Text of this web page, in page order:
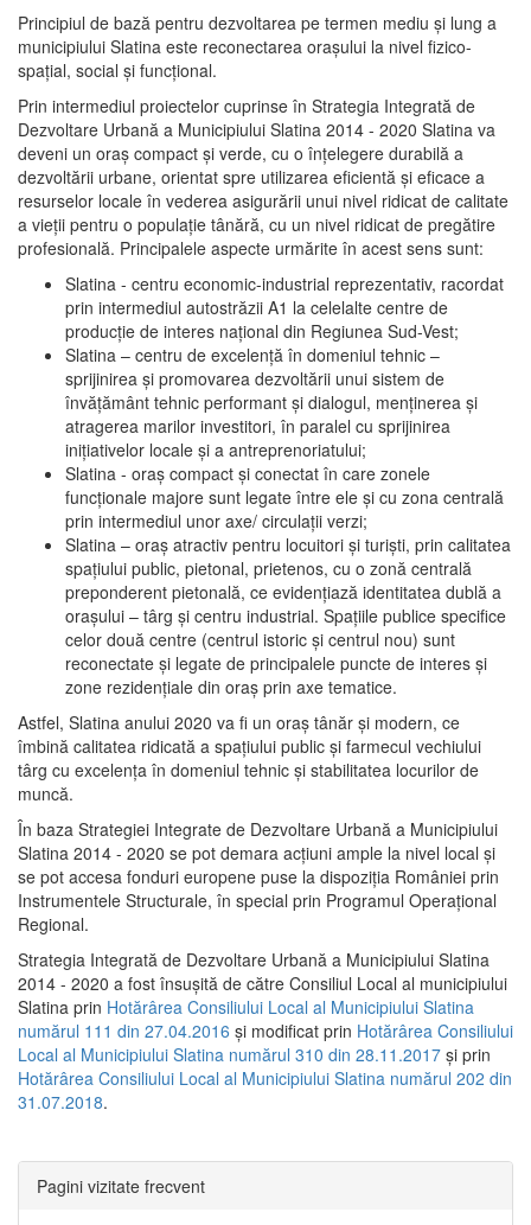
Principiul de bază pentru dezvoltarea pe termen mediu şi lung a
municipiului Slatina este reconectarea oraşului la nivel fizico-
spaţial, social şi funcţional.
Prin intermediul proiectelor cuprinse în Strategia Integrată de
Dezvoltare Urbană a Municipiului Slatina 2014 - 2020 Slatina va
deveni un oraş compact şi verde, cu o înţelegere durabilă a
dezvoltării urbane, orientat spre utilizarea eficientă şi eficace a
resurselor locale în vederea asigurării unui nivel ridicat de calitate
a vieţii pentru o populaţie tânără, cu un nivel ridicat de pregătire
profesională. Principalele aspecte urmărite în acest sens sunt:
Slatina - centru economic-industrial reprezentativ, racordat
prin intermediul autostrăzii A1 la celelalte centre de
producţie de interes naţional din Regiunea Sud-Vest;
Slatina – centru de excelenţă în domeniul tehnic –
sprijinirea şi promovarea dezvoltării unui sistem de
învăţământ tehnic performant şi dialogul, menţinerea şi
atragerea marilor investitori, în paralel cu sprijinirea
iniţiativelor locale şi a antreprenoriatului;
Slatina - oraş compact şi conectat în care zonele
funcţionale majore sunt legate între ele şi cu zona centrală
prin intermediul unor axe/ circulații verzi;
Slatina – oraş atractiv pentru locuitori şi turişti, prin calitatea
spaţiului public, pietonal, prietenos, cu o zonă centrală
preponderent pietonală, ce evidenţiază identitatea dublă a
oraşului – târg şi centru industrial. Spaţiile publice specifice
celor două centre (centrul istoric şi centrul nou) sunt
reconectate şi legate de principalele puncte de interes şi
zone rezidenţiale din oraş prin axe tematice.
Astfel, Slatina anului 2020 va fi un oraş tânăr şi modern, ce
îmbină calitatea ridicată a spaţiului public şi farmecul vechiului
târg cu excelenţa în domeniul tehnic şi stabilitatea locurilor de
muncă.
În baza Strategiei Integrate de Dezvoltare Urbană a Municipiului
Slatina 2014 - 2020 se pot demara acţiuni ample la nivel local şi
se pot accesa fonduri europene puse la dispoziţia României prin
Instrumentele Structurale, în special prin Programul Operațional
Regional.
Strategia Integrată de Dezvoltare Urbană a Municipiului Slatina
2014 - 2020 a fost însuşită de către Consiliul Local al municipiului
Slatina prin Hotărârea Consiliului Local al Municipiului Slatina
numărul 111 din 27.04.2016 și modificat prin Hotărârea Consiliului
Local al Municipiului Slatina numărul 310 din 28.11.2017 și prin
Hotărârea Consiliului Local al Municipiului Slatina numărul 202 din
31.07.2018.
Pagini vizitate frecvent